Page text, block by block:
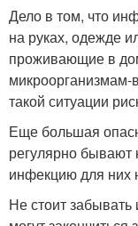
Дело в том, что
на руках, одежде
проживающие в
микроорганизмам-
такой ситуации
Еще большая
регулярно бывают
инфекцию для них
Не стоит забывать